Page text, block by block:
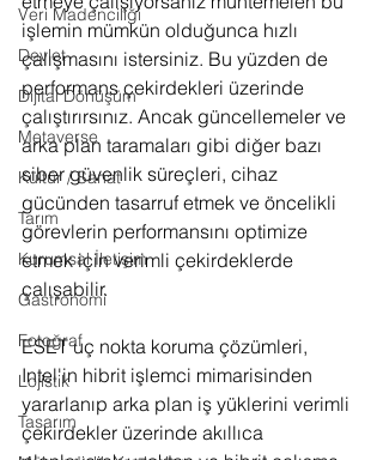
Veri Madenciliği
Devlet
Dijital Dönüşüm
Metaverse
Kültür / Sanat
Tarım
Kurumsal İletişim
Gastronomi
Fotoğraf
Lojistik
Tasarım
işlemin mümkün olduğunca hızlı
çalışmasını istersiniz. Bu yüzden de
performans çekirdekleri üzerinde
çalıştırırsınız. Ancak güncellemeler ve
arka plan taramaları gibi diğer bazı
siber güvenlik süreçleri, cihaz
gücünden tasarruf etmek ve öncelikli
görevlerin performansını optimize
etmek için verimli çekirdeklerde
çalışabilir.
ESET uç nokta koruma çözümleri,
Intel'in hibrit işlemci mimarisinden
yararlanıp arka plan iş yüklerini verimli
çekirdekler üzerinde akıllıca